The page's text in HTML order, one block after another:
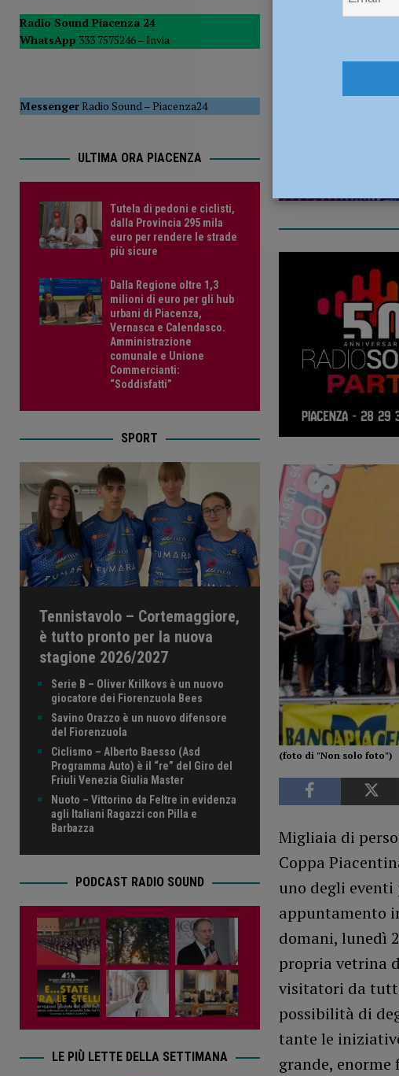
POLITICA
[ 5 Agosto 2026 ] Caldo estremo e asili nido, Tagliaferri (FdI):
(foto di "Non solo foto")
Migliaia di
Coppa
uno degli
appuntamento
domani, lunedì
propria vetrina
visitatori da
possibilità di
tante le
grande,
Radio Sound Piacenza 24
WhatsApp 333 7575246 – Invia
MessengerRadio Sound–Piacenza24
ULTIMA ORA PIACENZA
Tutela di pedoni e ciclisti,
dalla Provincia 295 mila
euro per rendere le strade
più sicure
Dalla Regione oltre 1,3
milioni di euro per gli hub
urbani di Piacenza,
Vernasca e Calendasco.
Amministrazione
comunale e Unione
Commercianti:
“Soddisfatti”
SPORT
Tennistavolo – Cortemaggiore,
è tutto pronto per la nuova
stagione 2026/2027
Serie B – Oliver Krilkovs è un nuovo
giocatore dei Fiorenzuola Bees
Savino Orazzo è un nuovo difensore
del Fiorenzuola
Ciclismo – Alberto Baesso (Asd
Programma Auto) è il “re” del Giro del
Friuli Venezia Giulia Master
Nuoto – Vittorino da Feltre in evidenza
agli Italiani Ragazzi con Pilla e
Barbazza
PODCAST RADIO SOUND
LE PIÙ LETTE DELLA SETTIMANA